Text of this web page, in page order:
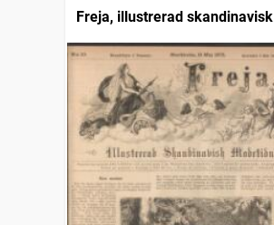
Freja, illustrerad skandinavisk